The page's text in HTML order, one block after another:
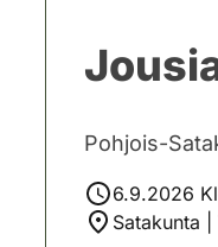
Pohjois-
6.9.2026
Satakunta